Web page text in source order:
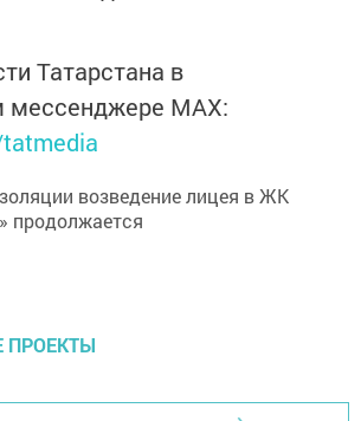
Татарстана в
мессенджере MАХ:
ПРОЕКТЫ